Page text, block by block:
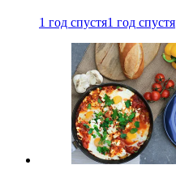
1 год спустя1 год спустя